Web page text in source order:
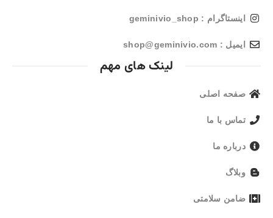
اینستاگرام : geminivio_shop
ایمیل : shop@geminivio.com​
لینک های مهم
صفحه اصلی
تماس با ما
درباره ما
وبلاگ
ضامن سلامتی